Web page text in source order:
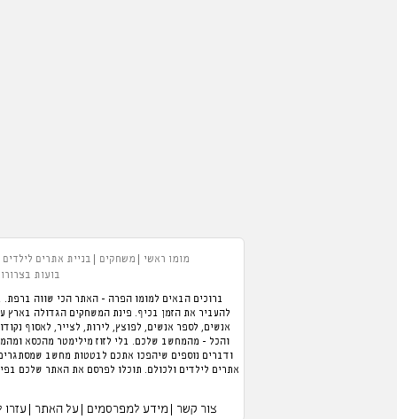
מומו ראשי משחקים
בניית אתרים לילדים
בועות
ברוכים הבאים למומו הפרה - האתר הכי שווה
אנשים, לספר אנשים, לפוצץ, לירות, לצייר, לאסוף
והכל - מהמחשב שלכם. בלי לזוז מילימטר מהכסא
ודברים נוספים שיהפכו אתכם לבטטות מחשב
אתרים לילדים ולכולם. תוכלו לפרסם את האתר שלכם
צור קשר מידע למפרסמים על האתר